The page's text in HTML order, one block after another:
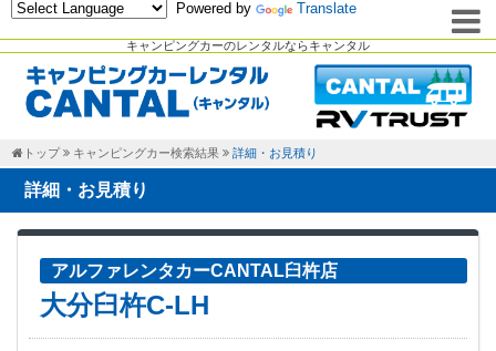
キャンピングカーのレンタルならキャンタル
Powered by Translate
トップ キャンピングカー検索結果 詳細・お見積り
詳細・お見積り
アルファレンタカーCANTAL臼杵店
大分臼杵C-LH